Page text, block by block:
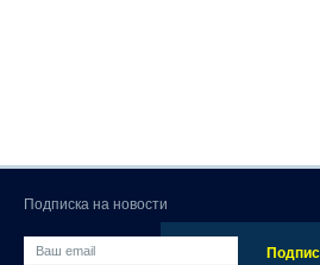
Подписка на новости